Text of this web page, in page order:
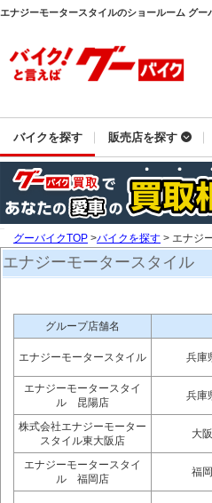
エナジーモータースタイルのショールーム グー
バイクを探す 販売店を探す
グーバイクTOP >バイクを探す > エナジ
エナジーモータースタイル
グループ店舗名
エナジーモータースタイル 兵庫
エナジーモータースタイ
ル 昆陽店
兵庫
株式会社エナジーモーター
スタイル東大阪店
大
エナジーモータースタイ
ル 福岡店
福